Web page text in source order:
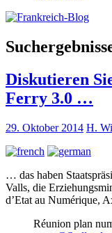
Diskutieren
Ferry 3.0 …
29. Oktober 2014 H.
… das haben
Valls, die
d’Etat au Numérique,
Réunion plan